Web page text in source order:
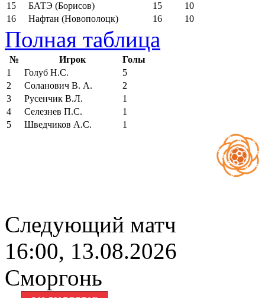
15
БАТЭ (Борисов) 15
10
16
Нафтан (Новополоцк) 16 10
Полная таблица
№ Игрок
Голы
1
Голуб Н.С.
5
2
Соланович В. А.
2
3
Русенчик В.Л.
1
4
Селезнев П.С.
1
5
Шведчиков А.С. 1
Следующий матч
16:00, 13.08.2026
Сморгонь